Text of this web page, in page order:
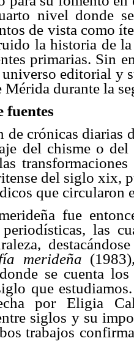
nivel donde
de vista como
la historia de
primarias. Sin
universo editorial y
Mérida durante la
fuentes
de crónicas diarias
del chisme o
del siglo xix,
que circularon
fue
las
merideña
se cuenta
que
por Eligia
siglos y su
trabajos